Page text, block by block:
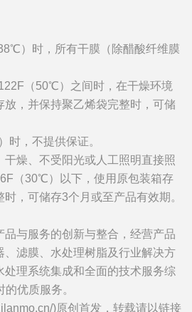
）时，所有干膜（除醋酸纤维膜
（50℃）之间时，在干燥环境
，并保持聚乙烯袋完整时，可储
时，不提供保证。
燥、不受阳光或人工照明直接照
（30℃）以下，使用原包装箱存
，可储存3个月或至产品有效期。
与服务的创新与整合，经营产品
、滤膜、水处理树脂及行业解决方
处理系统集成和全面的技术服务综
优质服务。
)原创首发，转载请以链接